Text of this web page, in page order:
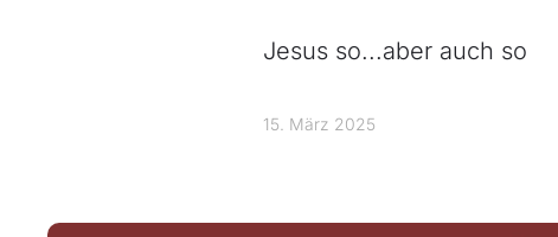
Jesus so...aber auch so
15. März 2025